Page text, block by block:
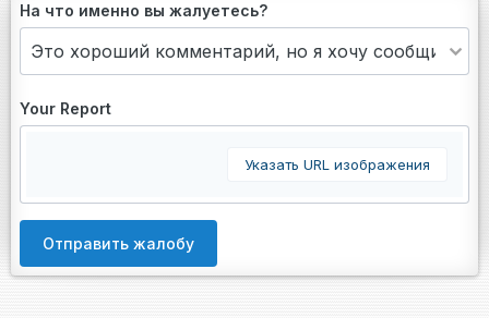
На что именно вы жалуетесь?
Your Report
Указать URL изображения
Отправить жалобу